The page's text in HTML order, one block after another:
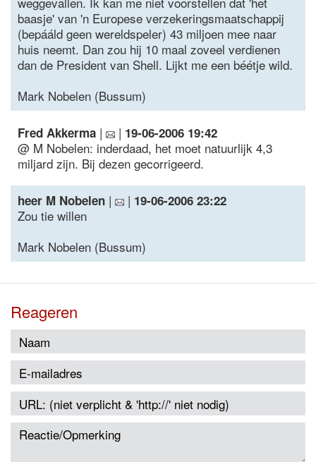
baasje' van 'n Europese verzekeringsmaatschappij
(bepááld geen wereldspeler) 43 miljoen mee naar
huis neemt. Dan zou hij 10 maal zoveel verdienen
dan de President van Shell. Lijkt me een béétje wild.
Mark Nobelen (Bussum)
Fred Akkerma | | 19-06-2006 19:42
@ M Nobelen: inderdaad, het moet natuurlijk 4,3
miljard zijn. Bij dezen gecorrigeerd.
heer M Nobelen | | 19-06-2006 23:22
Zou tie willen
Mark Nobelen (Bussum)
Reageren